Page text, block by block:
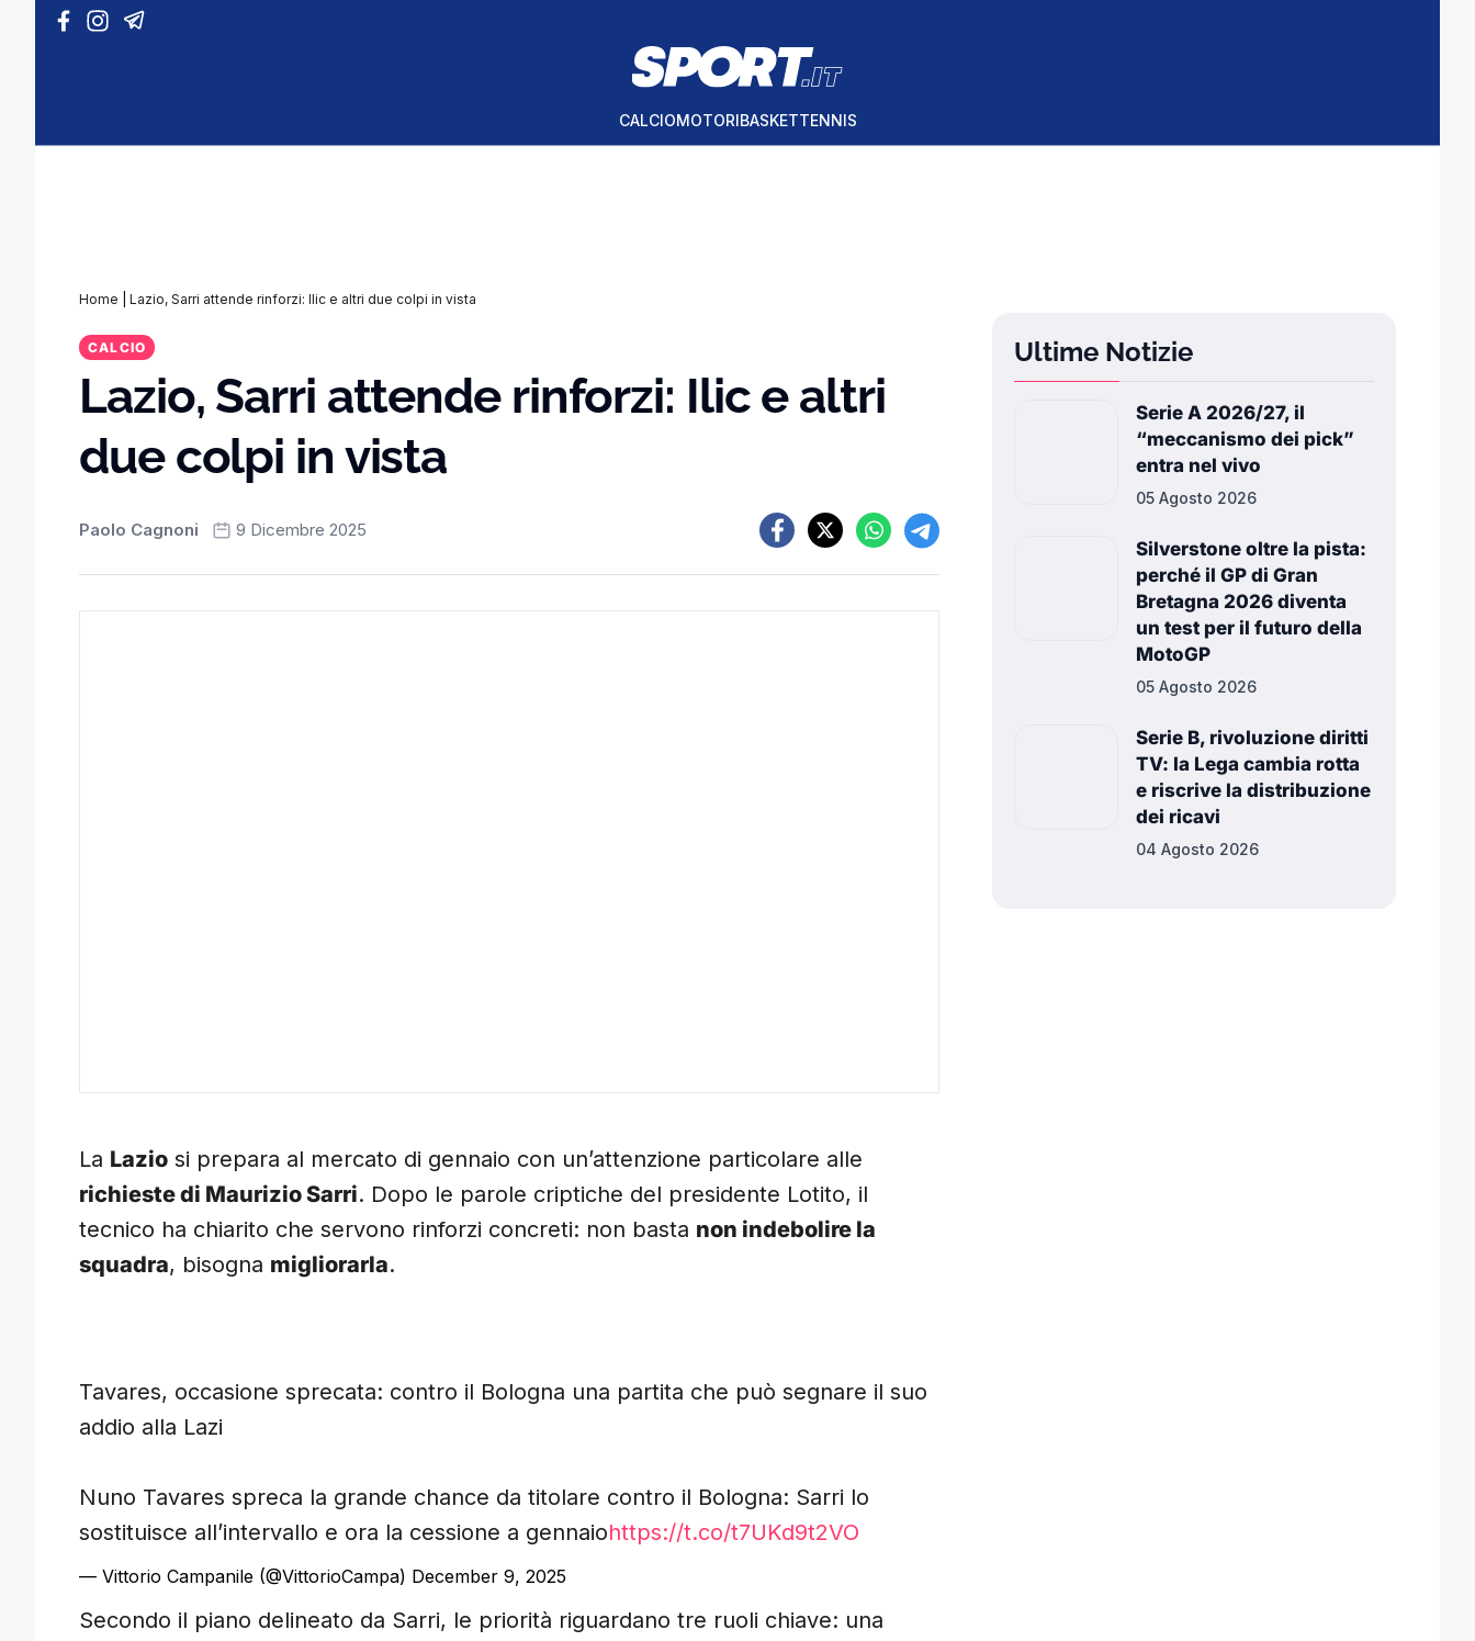
Vai al contenuto
CALCIOMOTORIBASKETTENNIS
Home Lazio, Sarri attende rinforzi: Ilic e altri due colpi in vista
CALCIO
Lazio, Sarri attende rinforzi: Ilic e altri
due colpi in vista
Paolo Cagnoni 9 Dicembre 2025
La Lazio si prepara al mercato di gennaio con un’attenzione particolare alle
richieste di Maurizio Sarri. Dopo le parole criptiche del presidente Lotito, il
tecnico ha chiarito che servono rinforzi concreti: non basta non indebolire la
squadra, bisogna migliorarla.
Tavares, occasione sprecata: contro il Bologna una partita che può segnare il suo
addio alla Lazi
Nuno Tavares spreca la grande chance da titolare contro il Bologna: Sarri lo
sostituisce all’intervallo e ora la cessione a gennaiohttps://t.co/t7UKd9t2VO
— Vittorio Campanile (@VittorioCampa) December 9, 2025
Secondo il piano delineato da Sarri, le priorità riguardano tre ruoli chiave: una
Ultime Notizie
Serie A 2026/27, il
“meccanismo dei pick”
entra nel vivo
05 Agosto 2026
Silverstone oltre la pista:
perché il GP di Gran
Bretagna 2026 diventa
un test per il futuro della
MotoGP
05 Agosto 2026
Serie B, rivoluzione diritti
TV: la Lega cambia rotta
e riscrive la distribuzione
dei ricavi
04 Agosto 2026